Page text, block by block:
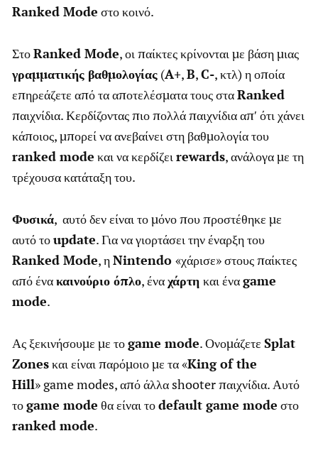
Ranked Mode στο κοινό.
ΣτοRanked Mode, οι παίκτες κρίνονται με βάση μιας
γραμματικής βαθμολογίας (A+,B,C-, κτλ) η οποία
επηρεάζετε από τα αποτελέσματα τους σταRanked
παιχνίδια. Κερδίζοντας πιο πολλά παιχνίδια απ′ ότι χάνει
κάποιος, μπορεί να ανεβαίνει στη βαθμολογία του
ranked mode και να κερδίζειrewards, ανάλογα με τη
τρέχουσα κατάταξη του.
Φυσικά, αυτό δεν είναι το μόνο που προστέθηκε με
αυτό τοupdate. Για να γιορτάσει την έναρξη του
Ranked Mode, ηNintendo «χάρισε» στους παίκτες
από ένακαινούριο όπλο, έναχάρτη και έναgame
mode.
Ας ξεκινήσουμε με τοgame mode. Ονομάζετε Splat
Zonesκαι είναι παρόμοιο με τα «King of the
Hill» game modes, από άλλα shooter παιχνίδια. Αυτό
τοgame mode θα είναι τοdefault game mode στο
ranked mode.